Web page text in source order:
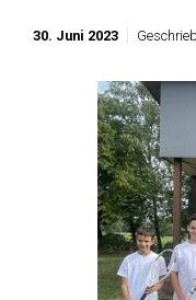
30. Juni 2023